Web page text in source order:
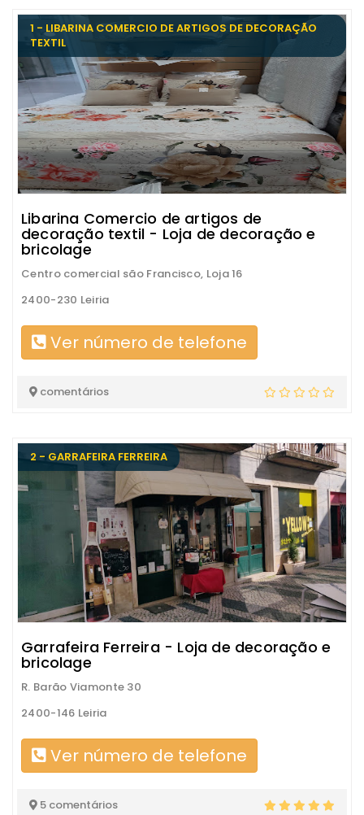
1 - LIBARINA COMERCIO DE ARTIGOS DE DECORAÇÃO
TEXTIL
Libarina Comercio de artigos de
decoração textil - Loja de decoração e
bricolage
Centro comercial são Francisco, Loja 16
2400-230 Leiria
Ver número de telefone
comentários
2 - GARRAFEIRA FERREIRA
Garrafeira Ferreira - Loja de decoração e
bricolage
R. Barão Viamonte 30
2400-146 Leiria
Ver número de telefone
5 comentários